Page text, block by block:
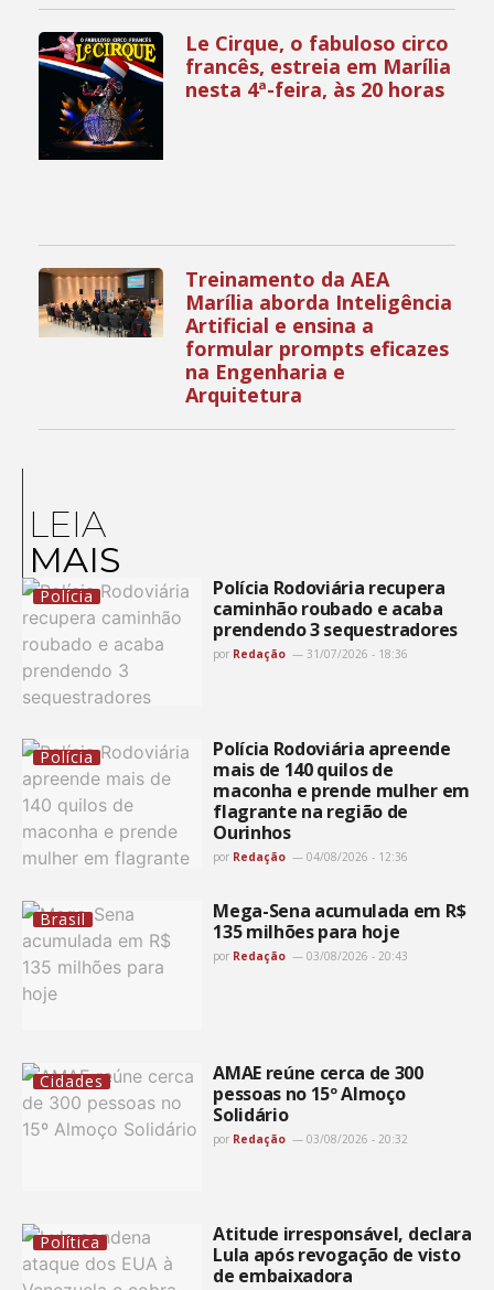
Le Cirque, o fabuloso circo
francês, estreia em Marília
nesta 4ª-feira, às 20 horas
Treinamento da AEA
Marília aborda Inteligência
Artificial e ensina a
formular prompts eficazes
na Engenharia e
Arquitetura
LEIA
MAIS
Polícia
Polícia Rodoviária recupera
caminhão roubado e acaba
prendendo 3 sequestradores
por Redação 31/07/2026 - 18:36
Polícia
Polícia Rodoviária apreende
mais de 140 quilos de
maconha e prende mulher em
flagrante na região de
Ourinhos
por Redação 04/08/2026 - 12:36
Brasil
Mega-Sena acumulada em R$
135 milhões para hoje
por Redação 03/08/2026 - 20:43
Cidades
AMAE reúne cerca de 300
pessoas no 15º Almoço
Solidário
por Redação 03/08/2026 - 20:32
Política
Atitude irresponsável, declara
Lula após revogação de visto
de embaixadora